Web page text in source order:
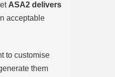
ASA2 delivers
acceptable
to customise
them